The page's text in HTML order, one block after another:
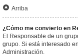
Arriba
¿Cómo me convierto en
El Responsable de un
grupo. Si está interesado
Administración.